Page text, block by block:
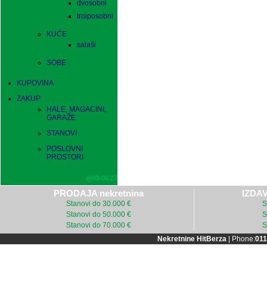
dvosobni
troiposobni
KUĆE
salaši
SOBE
KUPOVINA
ZAKUP
HALE, MAGACINI,
GARAŽE
STANOVI
POSLOVNI
PROSTORI
@09:06:27
PRODAJA nekretnina
Stanovi do 30.000 €
Stanovi do 50.000 €
Stanovi do 70.000 €
Nekretnine HitBerza| Phone: